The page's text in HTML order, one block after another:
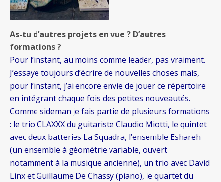
As-tu d’autres projets en vue ? D’autres
formations ?
Pour l’instant, au moins comme leader, pas vraiment.
J’essaye toujours d’écrire de nouvelles choses mais,
pour l’instant, j’ai encore envie de jouer ce répertoire
en intégrant chaque fois des petites nouveautés.
Comme sideman je fais partie de plusieurs formations
: le trio CLAXXX du guitariste Claudio Miotti, le quintet
avec deux batteries La Squadra, l’ensemble Eshareh
(un ensemble à géométrie variable, ouvert
notamment à la musique ancienne), un trio avec David
Linx et Guillaume De Chassy (piano), le quartet du